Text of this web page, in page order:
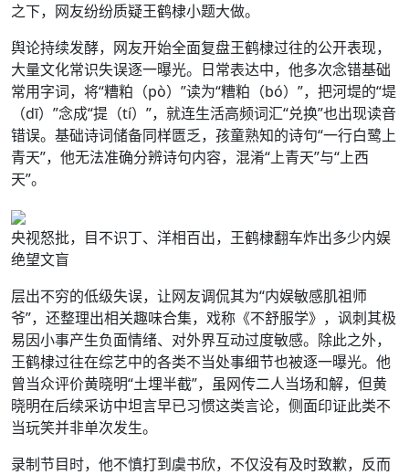
之下，网友纷纷质疑王鹤棣小题大做。
舆论持续发酵，网友开始全面复盘王鹤棣过往的公开表现，
大量文化常识失误逐一曝光。日常表达中，他多次念错基础
常用字词，将“糟粕（pò）”读为“糟粕（bó）”，把河堤的“堤
（dī）”念成“提（tí）”，就连生活高频词汇“兑换”也出现读音
错误。基础诗词储备同样匮乏，孩童熟知的诗句“一行白鹭上
青天”，他无法准确分辨诗句内容，混淆“上青天”与“上西
天”。
央视怒批，目不识丁、洋相百出，王鹤棣翻车炸出多少内娱
绝望文盲
层出不穷的低级失误，让网友调侃其为“内娱敏感肌祖师
爷”，还整理出相关趣味合集，戏称《不舒服学》，讽刺其极
易因小事产生负面情绪、对外界互动过度敏感。除此之外，
王鹤棣过往在综艺中的各类不当处事细节也被逐一曝光。他
曾当众评价黄晓明“土埋半截”，虽网传二人当场和解，但黄
晓明在后续采访中坦言早已习惯这类言论，侧面印证此类不
当玩笑并非单次发生。
录制节目时，他不慎打到虞书欣，不仅没有及时致歉，反而